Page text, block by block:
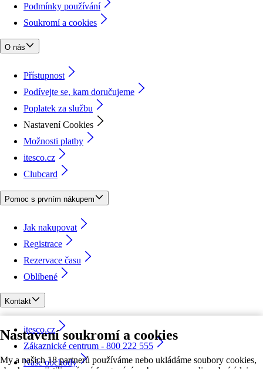
Nastavení soukromí a cookies
My a našich 18 partnerů používáme nebo ukládáme soubory cookies,
Podmínky používání
Soukromí a cookies
O nás
Přístupnost
Podívejte se, kam doručujeme
Poplatek za službu
Nastavení Cookies
Možnosti platby
itesco.cz
Clubcard
Pomoc s prvním nákupem
Jak nakupovat
Registrace
Rezervace času
Oblíbené
Kontakt
itesco.cz
Zákaznické centrum - 800 222 555
Naše obchody